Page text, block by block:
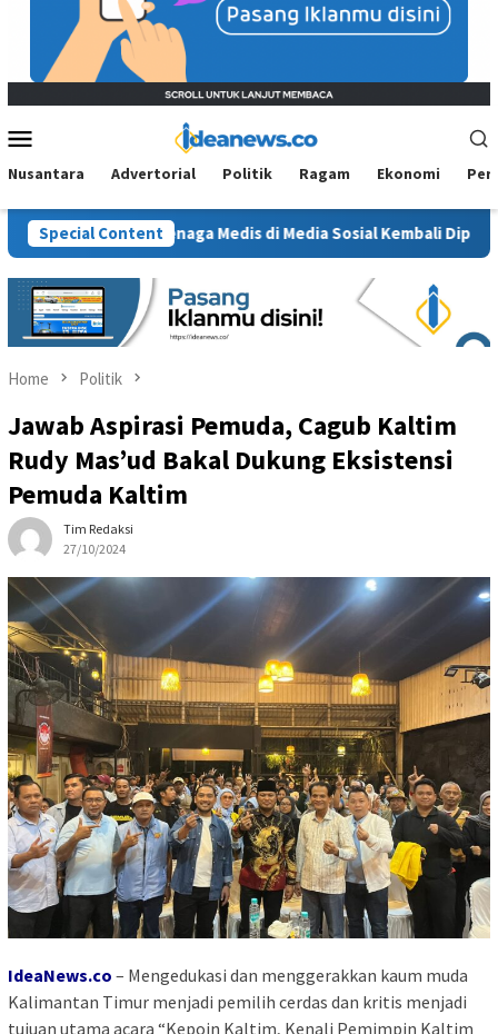
Menu
Nusantara Advertorial Politik Ragam Ekonomi
Special Content
Tenaga Medis di Media Sosial Kembali Dipertanyakan
Home Politik
Jawab Aspirasi Pemuda, Cagub Kaltim
Rudy Mas’ud Bakal Dukung Eksistensi
Pemuda Kaltim
Tim Redaksi
27/10/2024
IdeaNews.co – Mengedukasi dan menggerakkan kaum muda
Kalimantan Timur menjadi pemilih cerdas dan kritis menjadi
tujuan utama acara “Kepoin Kaltim, Kenali Pemimpin Kaltim